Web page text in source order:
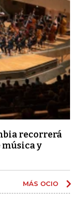
recorrerá
música y
MÁS OCIO